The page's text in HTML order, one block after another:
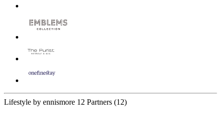
Lifestyle by ennismore 12 Partners (12)